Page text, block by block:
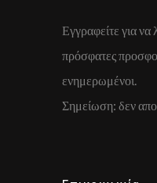
Εγγραφείτε για να
πρόσφατες
ενημερωμένοι.
Σημείωση: δεν